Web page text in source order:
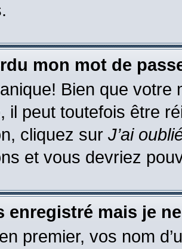
mon mot de
Bien que
il peut toutefois être
cliquez sur J’ai
et vous devriez
enregistré mais je
premier, vos nom